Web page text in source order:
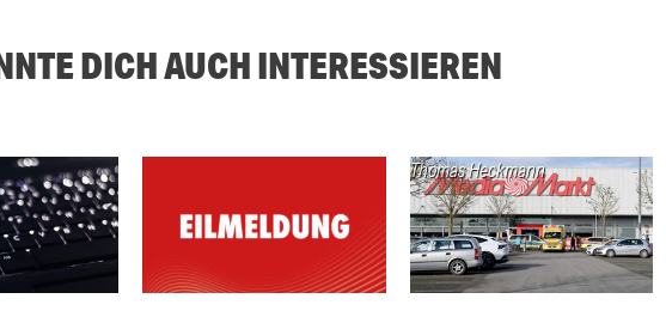
DICH AUCH INTERESSIEREN
Thomas Heckmann